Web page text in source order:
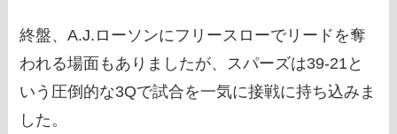
終盤、A.J.ローソンにフリースローでリードを奪
われる場面もありましたが、スパーズは39-21と
いう圧倒的な3Qで試合を一気に接戦に持ち込みま
した。